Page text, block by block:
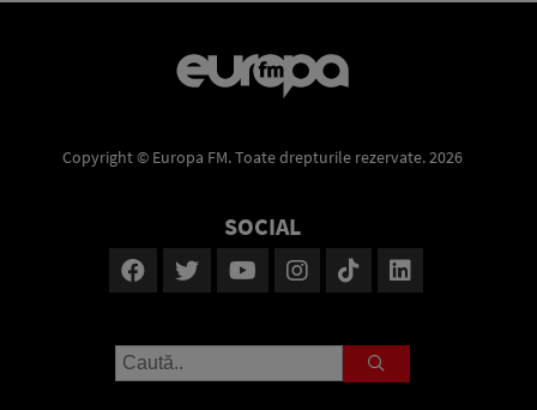
Copyright © Europa FM. Toate drepturile rezervate. 2026
SOCIAL